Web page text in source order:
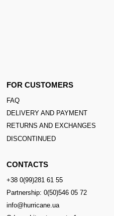
FOR CUSTOMERS
FAQ
DELIVERY AND PAYMENT
RETURNS AND EXCHANGES
DISCONTINUED
CONTACTS
+38 0(99)281 61 55
Partnership: 0(50)546 05 72
info@hurricane.ua